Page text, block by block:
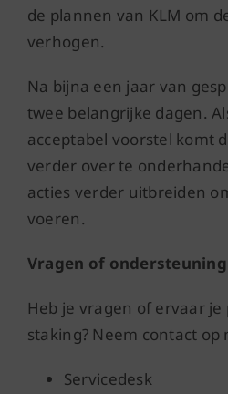
de plannen van KLM om
verhogen.
Na bijna een jaar van
twee belangrijke dagen.
acceptabel voorstel komt
verder over te
acties verder uitbreiden
voeren.
Vragen of ondersteuning
Heb je vragen of ervaar
staking? Neem contact op
Servicedesk